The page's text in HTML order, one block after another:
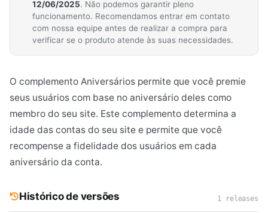
12/06/2025. Não podemos garantir pleno
funcionamento. Recomendamos entrar em contato
com nossa equipe antes de realizar a compra para
verificar se o produto atende às suas necessidades.
O complemento Aniversários permite que você premie
seus usuários com base no aniversário deles como
membro do seu site. Este complemento determina a
idade das contas do seu site e permite que você
recompense a fidelidade dos usuários em cada
aniversário da conta.
Histórico de versões 1 releases